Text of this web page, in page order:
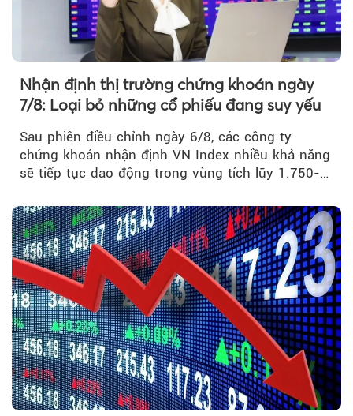
Nhận định thị trường chứng khoán ngày
7/8: Loại bỏ những cổ phiếu đang suy yếu
Sau phiên điều chỉnh ngày 6/8, các công ty
chứng khoán nhận định VN Index nhiều khả năng
sẽ tiếp tục dao động trong vùng tích lũy 1.750-